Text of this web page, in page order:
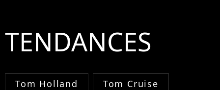
TENDANCES
Tom Holland Tom Cruise